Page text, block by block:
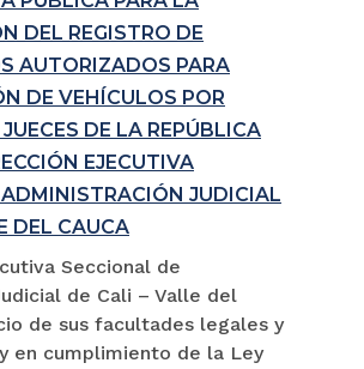
DEL REGISTRO DE
AUTORIZADOS PARA
DE VEHÍCULOS POR
DE LA REPÚBLICA
EJECUTIVA
JUDICIAL
DEL CAUCA
Seccional de
de Cali – Valle del
de sus facultades legales y
en cumplimiento de la Ley